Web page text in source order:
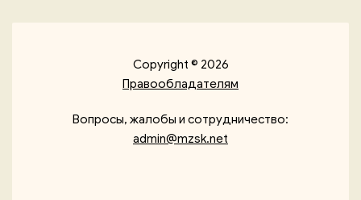
Copyright © 2026
Правообладателям
Вопросы, жалобы и сотрудничество:
admin@mzsk.net